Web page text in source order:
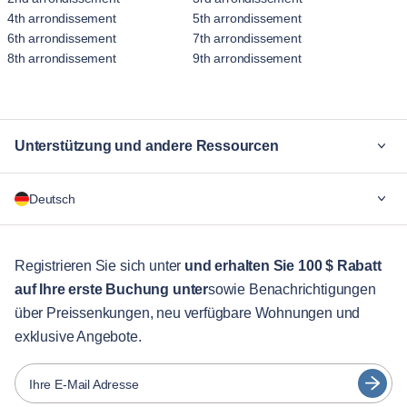
4th arrondissement
5th arrondissement
6th arrondissement
7th arrondissement
8th arrondissement
9th arrondissement
Unterstützung und andere Ressourcen
Für Unternehmen
Gästebetreuung
Stadt-Guide
Partner
Vermieter von Möbeln
Vermieter
Deutsch
English
Português
Español
Français
Registrieren Sie sich unter und erhalten Sie 100 $ Rabatt
auf Ihre erste Buchung untersowie Benachrichtigungen
über Preissenkungen, neu verfügbare Wohnungen und
exklusive Angebote.
Ihre E-Mail Adresse